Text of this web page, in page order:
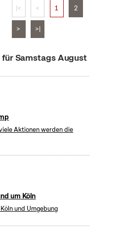
|< < 1 2
> >|
Samstags August
Aktionen werden die
um Köln
und Umgebung